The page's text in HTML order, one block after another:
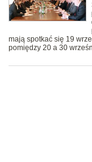
mają spotkać się 19
pomiędzy 20 a 30